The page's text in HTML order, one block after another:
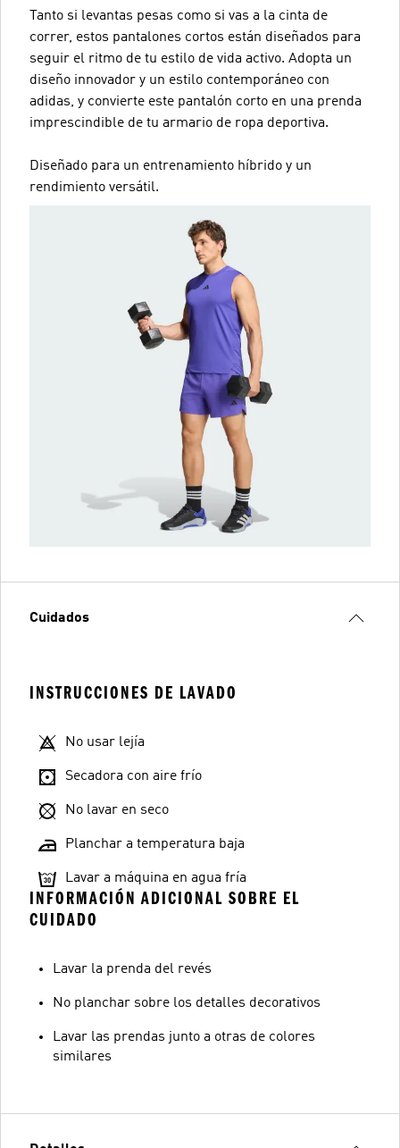
Tanto si levantas pesas como si vas a la cinta de
correr, estos pantalones cortos están diseñados para
seguir el ritmo de tu estilo de vida activo. Adopta un
diseño innovador y un estilo contemporáneo con
adidas, y convierte este pantalón corto en una prenda
imprescindible de tu armario de ropa deportiva.
Diseñado para un entrenamiento híbrido y un
rendimiento versátil.
Cuidados
INSTRUCCIONES DE LAVADO
No usar lejía
Secadora con aire frío
No lavar en seco
Planchar a temperatura baja
Lavar a máquina en agua fría
INFORMACIÓN ADICIONAL SOBRE EL
CUIDADO
Lavar la prenda del revés
No planchar sobre los detalles decorativos
Lavar las prendas junto a otras de colores
similares